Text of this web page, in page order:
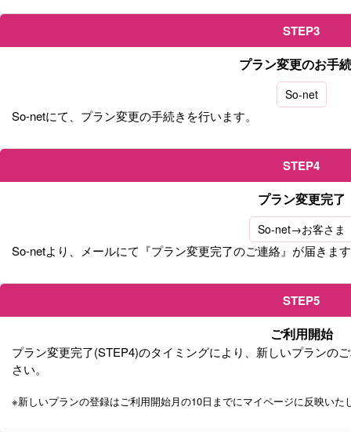
STEP3
プラン変更のお手
So-net
So-netにて、プラン変更の手続きを行います。
STEP4
プラン変更完了
So-net→お客さま
So-netより、メールにて『プラン変更完了のご連絡』が届きま
STEP5
ご利用開始
プラン変更完了(STEP4)のタイミングにより、新しいプランの
さい。
※新しいプランの登録はご利用開始月の10日までにマイページに反映いた